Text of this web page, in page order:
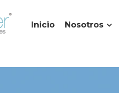
Inicio Nosotros